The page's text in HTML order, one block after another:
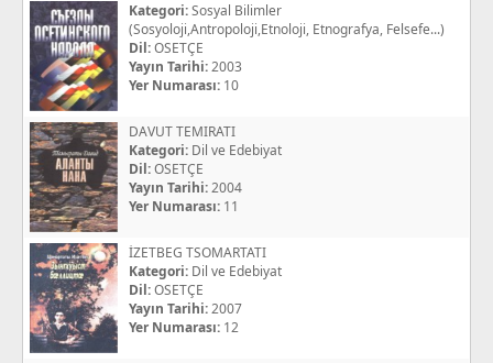
Kategori:Sosyal Bilimler
(Sosyoloji,Antropoloji,Etnoloji, Etnografya, Felsefe...)
Dil:OSETÇE
Yayın Tarihi:2003
Yer Numarası: 10
DAVUT TEMIRATI
Kategori: Dil ve Edebiyat
Dil:OSETÇE
Yayın Tarihi:2004
Yer Numarası: 11
İZETBEG TSOMARTATI
Kategori: Dil ve Edebiyat
Dil:OSETÇE
Yayın Tarihi:2007
Yer Numarası: 12